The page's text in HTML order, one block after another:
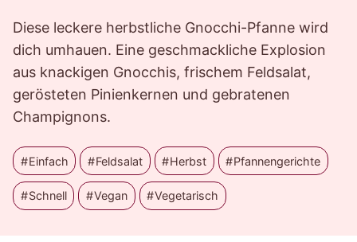
Diese leckere herbstliche Gnocchi-Pfanne wird
dich umhauen. Eine geschmackliche Explosion
aus knackigen Gnocchis, frischem Feldsalat,
gerösteten Pinienkernen und gebratenen
Champignons.
Einfach Feldsalat Herbst Pfannengerichte
Schnell Vegan Vegetarisch